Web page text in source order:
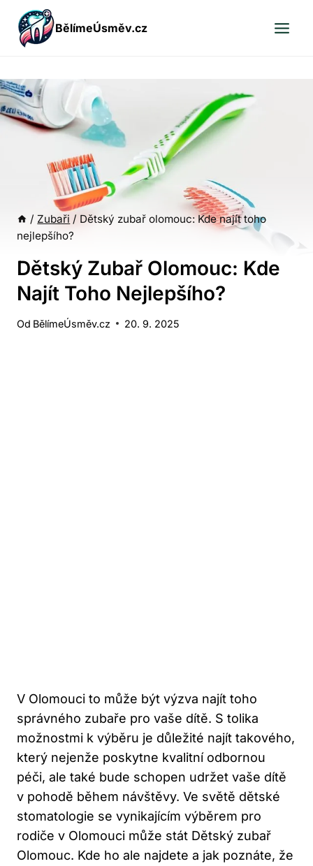
Přeskočit
obsah
BělímeÚsměv.cz
/ Zubaři / Dětský zubař olomouc: Kde najít toho
nejlepšího?
Dětský Zubař Olomouc: Kde
Najít Toho Nejlepšího?
Od BělímeÚsměv.cz 20. 9. 2025
V Olomouci to může být výzva najít toho
správného zubaře pro vaše dítě. S tolika
možnostmi k výběru je důležité najít takového,
který nejenže poskytne kvalitní odbornou
péči, ale také bude schopen udržet vaše dítě
v pohodě během návštěvy. Ve světě dětské
stomatologie se vynikajícím výběrem pro
rodiče v Olomouci může stát Dětský zubař
Olomouc. Kde ho ale najdete a jak poznáte, že